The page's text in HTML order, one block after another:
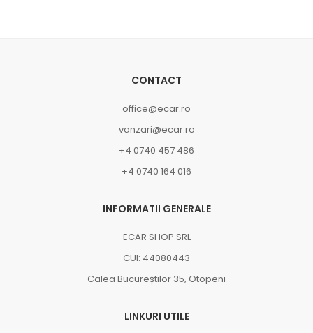
CONTACT
office@ecar.ro
vanzari@ecar.ro
+4 0740 457 486
+4 0740 164 016
INFORMATII GENERALE
ECAR SHOP SRL
CUI: 44080443
Calea Bucureștilor 35, Otopeni
LINKURI UTILE